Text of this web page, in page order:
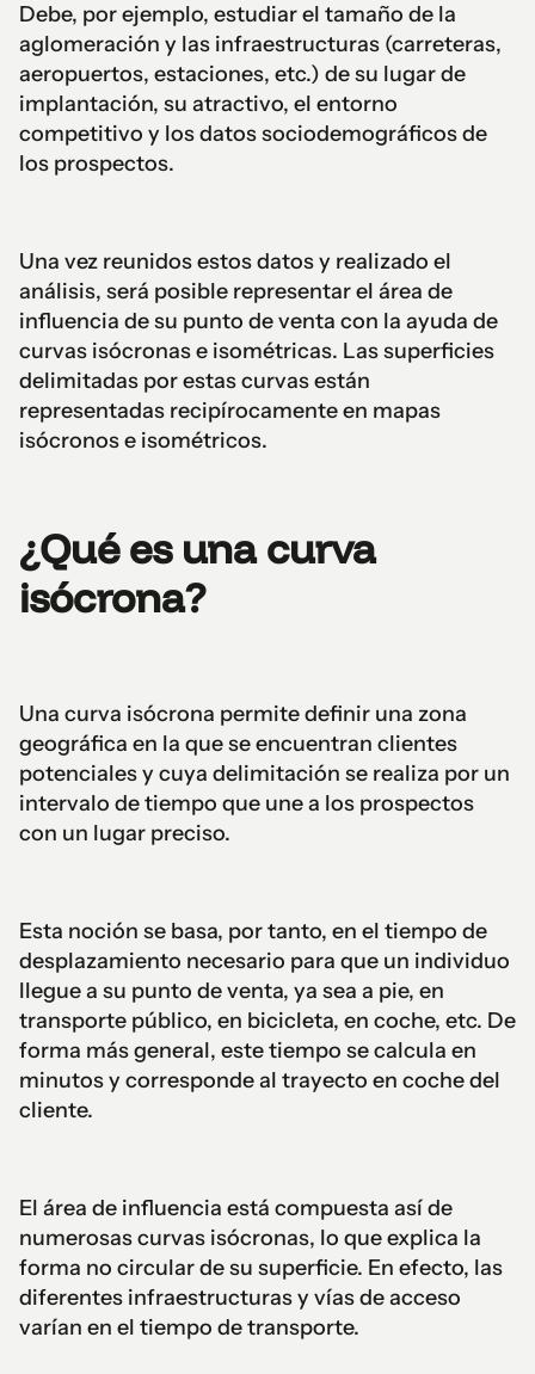
Debe, por ejemplo, estudiar el tamaño de la
aglomeración y las infraestructuras (carreteras,
aeropuertos, estaciones, etc.) de su lugar de
implantación, su atractivo, el entorno
competitivo y los datos sociodemográficos de
los prospectos.
Una vez reunidos estos datos y realizado el
análisis, será posible representar el área de
influencia de su punto de venta con la ayuda de
curvas isócronas e isométricas. Las superficies
delimitadas por estas curvas están
representadas recipírocamente en mapas
isócronos e isométricos.
¿Qué es una curva
isócrona?
Una curva isócrona permite definir una zona
geográfica en la que se encuentran clientes
potenciales y cuya delimitación se realiza por un
intervalo de tiempo que une a los prospectos
con un lugar preciso.
Esta noción se basa, por tanto, en el tiempo de
desplazamiento necesario para que un individuo
llegue a su punto de venta, ya sea a pie, en
transporte público, en bicicleta, en coche, etc. De
forma más general, este tiempo se calcula en
minutos y corresponde al trayecto en coche del
cliente.
El área de influencia está compuesta así de
numerosas curvas isócronas, lo que explica la
forma no circular de su superficie. En efecto, las
diferentes infraestructuras y vías de acceso
varían en el tiempo de transporte.